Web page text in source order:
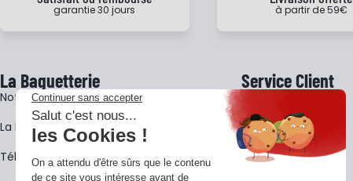
garantie 30 jours à partir de 59€
La Baguetterie
Notre histoire
La BagShow
​Télécharger le catalogue
Service Client
Garantie 3 ans
CGV